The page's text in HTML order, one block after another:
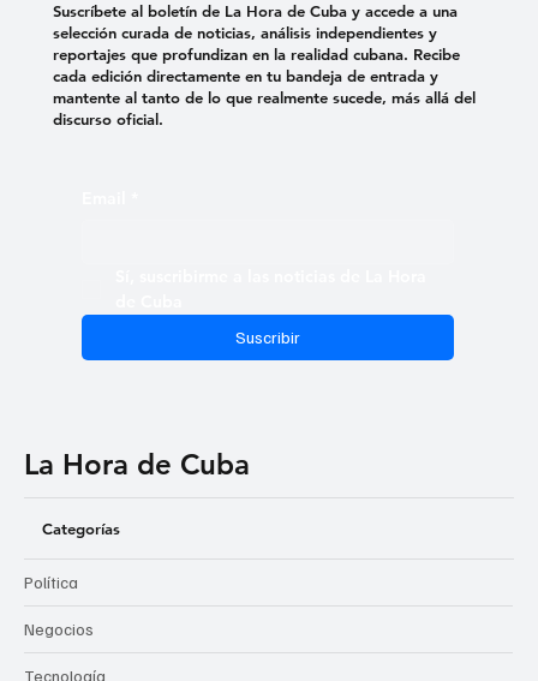
Suscribir
Suscríbete al boletín de La Hora de Cuba y accede a una
selección curada de noticias, análisis independientes y
reportajes que profundizan en la realidad cubana. Recibe
cada edición directamente en tu bandeja de entrada y
mantente al tanto de lo que realmente sucede, más allá del
discurso oficial.
La Hora de Cuba
Categorías
Política
Negocios
Tecnología